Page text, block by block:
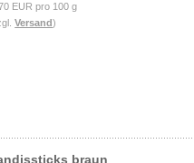
EUR pro 100 g
Versand)
braun